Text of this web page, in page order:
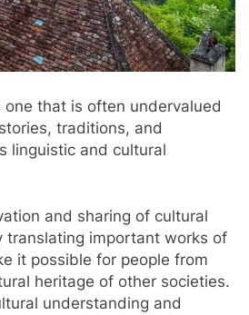
that is often undervalued
traditions, and
linguistic and cultural
and sharing of cultural
translating important works of
it possible for people from
heritage of other societies.
understanding and